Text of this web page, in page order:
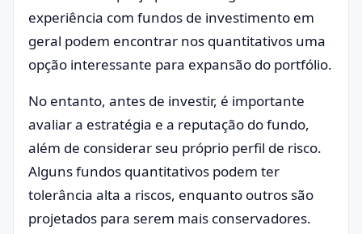
experiência com fundos de investimento em
geral podem encontrar nos quantitativos uma
opção interessante para expansão do portfólio.
No entanto, antes de investir, é importante
avaliar a estratégia e a reputação do fundo,
além de considerar seu próprio perfil de risco.
Alguns fundos quantitativos podem ter
tolerância alta a riscos, enquanto outros são
projetados para serem mais conservadores.